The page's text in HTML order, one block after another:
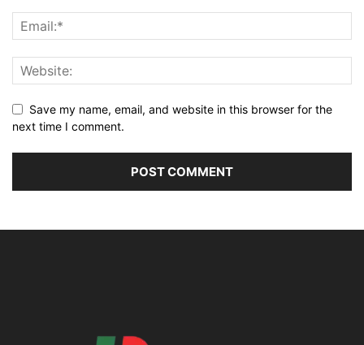
Save my name, email, and website in this browser for the
next time I comment.